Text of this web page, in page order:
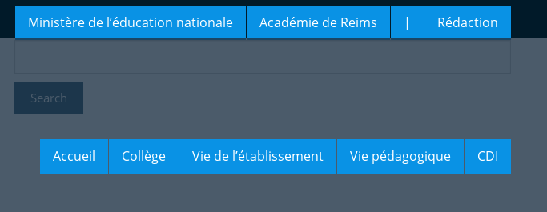
Ministère de l’éducation nationale Académie de Reims | Rédaction
Accueil Collège Vie de l’établissement Vie pédagogique CDI